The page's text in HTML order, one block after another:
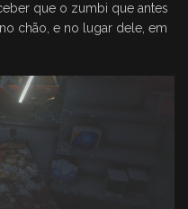
que o zumbi que antes
chão, e no lugar dele, em